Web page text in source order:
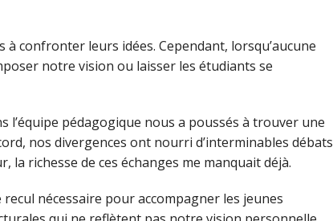
à confronter leurs idées. Cependant, lorsqu’aucune
notre vision ou laisser les étudiants se
l’équipe pédagogique nous a poussés à trouver une
nos divergences ont nourri d’interminables débats
richesse de ces échanges me manquait déjà.
nécessaire pour accompagner les jeunes